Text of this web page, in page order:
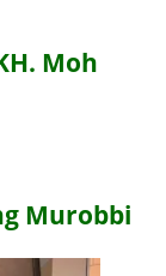
Moh
Murobbi